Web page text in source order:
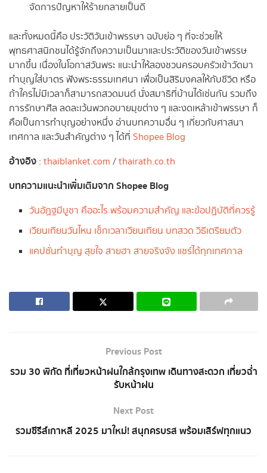
จัดการปัญหาให้ร้ายกลายเป็นดี
และทั้งหมดนี้คือ ประวัติวันเข้าพรรษา ฉบับย่อ ๆ ที่จะช่วยให้
พุทธศาสนิกชนได้รู้จักถึงความเป็นมาและประวัติของวันเข้าพรรษ
มากขึ้น เนื่องในโอกาสวันพระ แนะนำให้ลองชวนครอบครัวเข้าวัดมา
ทำบุญใส่บาตร ฟังพระธรรมเทศนา เพื่อเป็นสิริมงคลให้กับชีวิต หรือ
ถ้าใครไม่มีเวลาก็สามารถสวดมนต์ นั่งสมาธิที่บ้านได้เช่นกัน รวมถึง
การรักษาศีล ลดละเว้นพวกอบายมุขต่าง ๆ และงดเหล้าเข้าพรรษา ก็
คือเป็นการทำบุญอย่างหนึ่ง อ่านบทความอื่น ๆ เกี่ยวกับศาสนา
เทศกาล และวันสำคัญต่าง ๆ ได้ที่ Shopee Blog
อ้างอิง : thaiblanket.com /thairath.co.th
บทความแนะนำเพิ่มเติมจาก Shopee Blog
วันอัฏฐมีบูชา คืออะไร พร้อมความสำคัญ และข้อปฏิบัติที่ควรรู้
เวียนเทียนวันไหน เช็กเวลาเวียนเทียน บทสวด วิธีเตรียมตัว
แคปชั่นทำบุญ สุขใจ สายฮา สายจริงจัง แชร์ได้ทุกเทศกาล
Previous Post
รวม 30 พิกัด ที่เที่ยวหน้าฝนใกล้กรุงเทพ เดินทางสะดวก เที่ยวฉ่ำ
รับหน้าฝน
Next Post
รวมซีรีส์เกาหลี 2025 มาใหม่! สนุกครบรส พร้อมเสิร์ฟทุกแนว